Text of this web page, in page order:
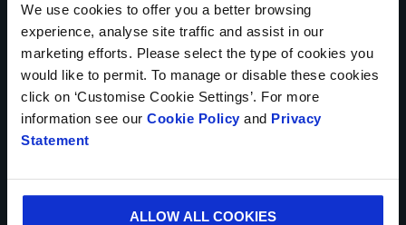
We use cookies to offer you a better browsing
experience, analyse site traffic and assist in our
marketing efforts. Please select the type of cookies you
would like to permit. To manage or disable these cookies
click on ‘Customise Cookie Settings’. For more
information see our Cookie Policy and Privacy
Statement
ALLOW ALL COOKIES
TELEFONNUMMER
IHRE E-MAIL-ADRESSE*